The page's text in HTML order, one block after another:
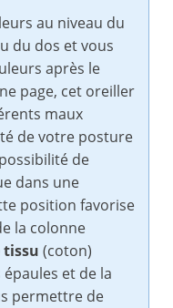
au niveau du
du dos et vous
après le
page, cet oreiller
maux
de votre posture
de
dans une
position favorise
la colonne
tissu (coton)
et de la
permettre de